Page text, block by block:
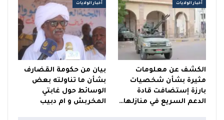
أخبار الولايات
الكشف عن معلومات
مثيرة بشأن شخصيات
بارزة إستضافت قادة
الدعم السريع في منازلها…
أخبار الولايات
بيان من حكومة القضارف
بشأن ما تناولته بعض
الوسائط حول غابتي
المخربش و ام دبيب